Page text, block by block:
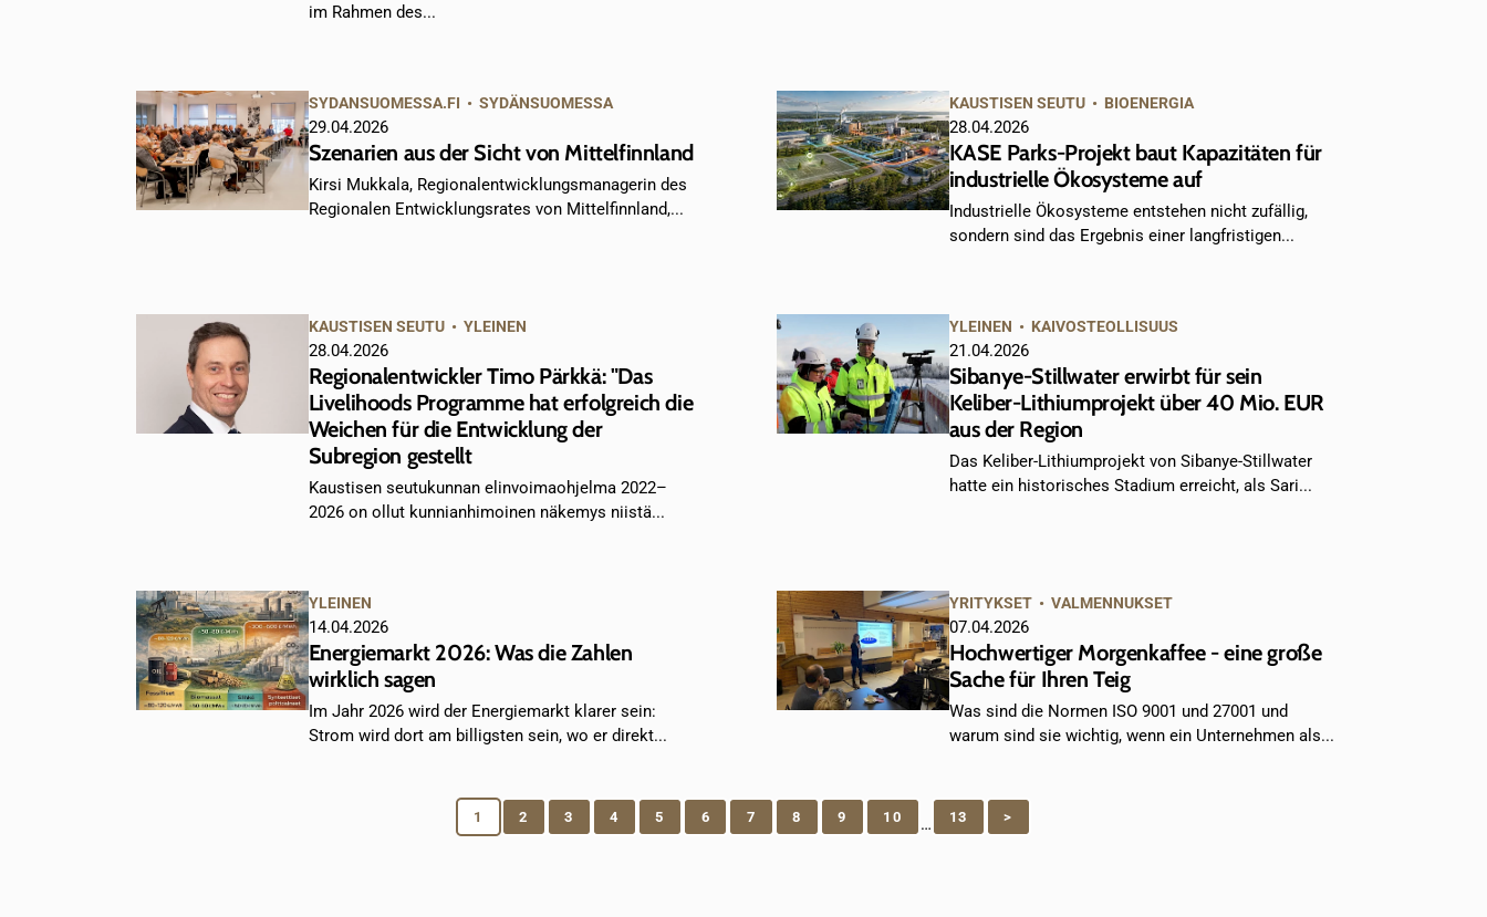
im Rahmen des...
SYDANSUOMESSA.FI • SYDÄNSUOMESSA
29.04.2026
Szenarien aus der Sicht von Mittelfinnland
Kirsi Mukkala, Regionalentwicklungsmanagerin des
Regionalen Entwicklungsrates von Mittelfinnland,...
KAUSTISEN SEUTU• BIOENERGIA
28.04.2026
KASE Parks-Projekt baut Kapazitäten für
industrielle Ökosysteme auf
Industrielle Ökosysteme entstehen nicht zufällig,
sondern sind das Ergebnis einer langfristigen...
KAUSTISEN SEUTU• YLEINEN
28.04.2026
Regionalentwickler Timo Pärkkä: "Das
Livelihoods Programme hat erfolgreich die
Weichen für die Entwicklung der
Subregion gestellt
Kaustisen seutukunnan elinvoimaohjelma 2022–
2026 on ollut kunnianhimoinen näkemys niistä...
YLEINEN • KAIVOSTEOLLISUUS
21.04.2026
Sibanye-Stillwater erwirbt für sein
Keliber-Lithiumprojekt über 40 Mio. EUR
aus der Region
Das Keliber-Lithiumprojekt von Sibanye-Stillwater
hatte ein historisches Stadium erreicht, als Sari...
YLEINEN
14.04.2026
Energiemarkt 2026: Was die Zahlen
wirklich sagen
Im Jahr 2026 wird der Energiemarkt klarer sein:
Strom wird dort am billigsten sein, wo er direkt...
YRITYKSET• VALMENNUKSET
07.04.2026
Hochwertiger Morgenkaffee - eine große
Sache für Ihren Teig
Was sind die Normen ISO 9001 und 27001 und
warum sind sie wichtig, wenn ein Unternehmen als...
1 2 3 4 5 6 7 8 9 10 … 13 >